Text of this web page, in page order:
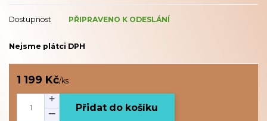
Dostupnost PŘIPRAVENO K ODESLÁNÍ
Nejsme plátci DPH
1 199 Kč/ks
Přidat do košíku